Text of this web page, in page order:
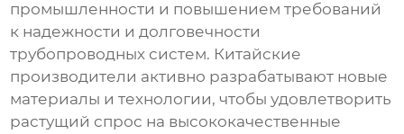
промышленности и повышением требований
к надежности и долговечности
трубопроводных систем. Китайские
производители активно разрабатывают новые
материалы и технологии, чтобы удовлетворить
растущий спрос на высококачественные